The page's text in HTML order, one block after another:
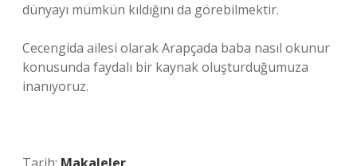
dünyayı mümkün kıldığını da görebilmektir.
Cecengida ailesi olarak Arapçada baba nasıl okunur
konusunda faydalı bir kaynak oluşturduğumuza
inanıyoruz.